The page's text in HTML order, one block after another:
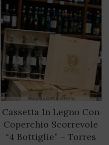
Cassetta In Legno Con
Coperchio Scorrevole
“4 Bottiglie” – Torres